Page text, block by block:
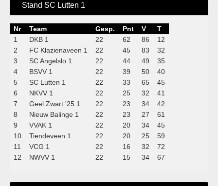
Stand SC Lutten 1
Nr Team Gesp. Pnt V
T
1
DKB 1 22 62 86
12
2
FC Klazienaveen 1 22 45 83
32
3
SC Angelslo 1 22 44 49
35
4
BSVV 1 22 39 50
40
5
SC Lutten 1 22 33 65
45
6
NKVV 1 22 25 32
41
7
Geel Zwart '25 1 22 23 34
42
8
Nieuw Balinge 1 22 23 27
61
9
VVAK 1 22 20 34
45
10
Tiendeveen 1 22 20 25
59
11
VCG 1 22 16 32
72
12
NWVV 1 22 15 34 67